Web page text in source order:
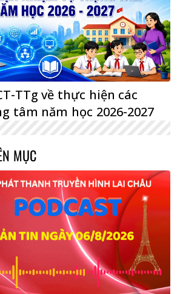
TTg về thực hiện các
tâm năm học 2026-2027
MỤC